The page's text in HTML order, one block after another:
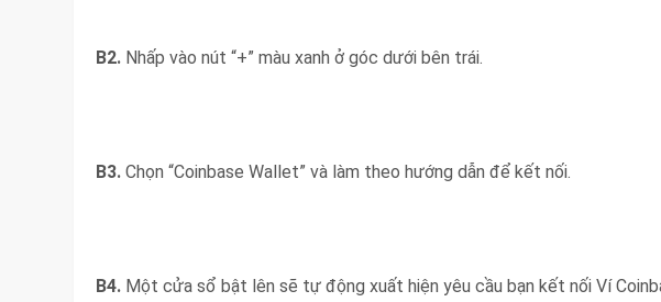
B2. Nhấp vào nút “+” màu xanh ở góc dưới bên trái.
B3. Chọn “Coinbase Wallet” và làm theo hướng dẫn để kết nối.
B4. Một cửa sổ bật lên sẽ tự động xuất hiện yêu cầu bạn kết nối Ví